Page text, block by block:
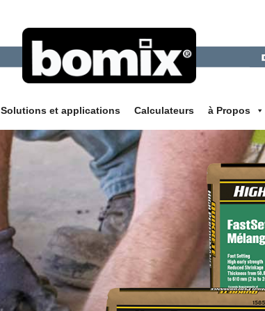
Solutions et applications Calculateurs à Propos